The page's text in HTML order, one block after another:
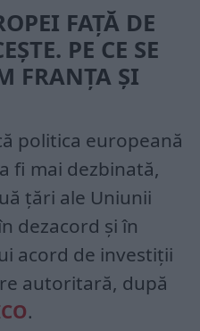
FAȚĂ DE
PE CE SE
FRANȚA ȘI
politica europeană
fi mai dezbinată,
țări ale Uniunii
dezacord și în
acord de investiții
autoritară, după
.